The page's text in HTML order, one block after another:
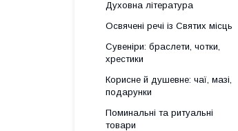
Духовна література
Освячені речі із Святих місць
Сувеніри: браслети, чотки,
хрестики
Корисне й душевне: чаї, мазі,
подарунки
Поминальні та ритуальні
товари